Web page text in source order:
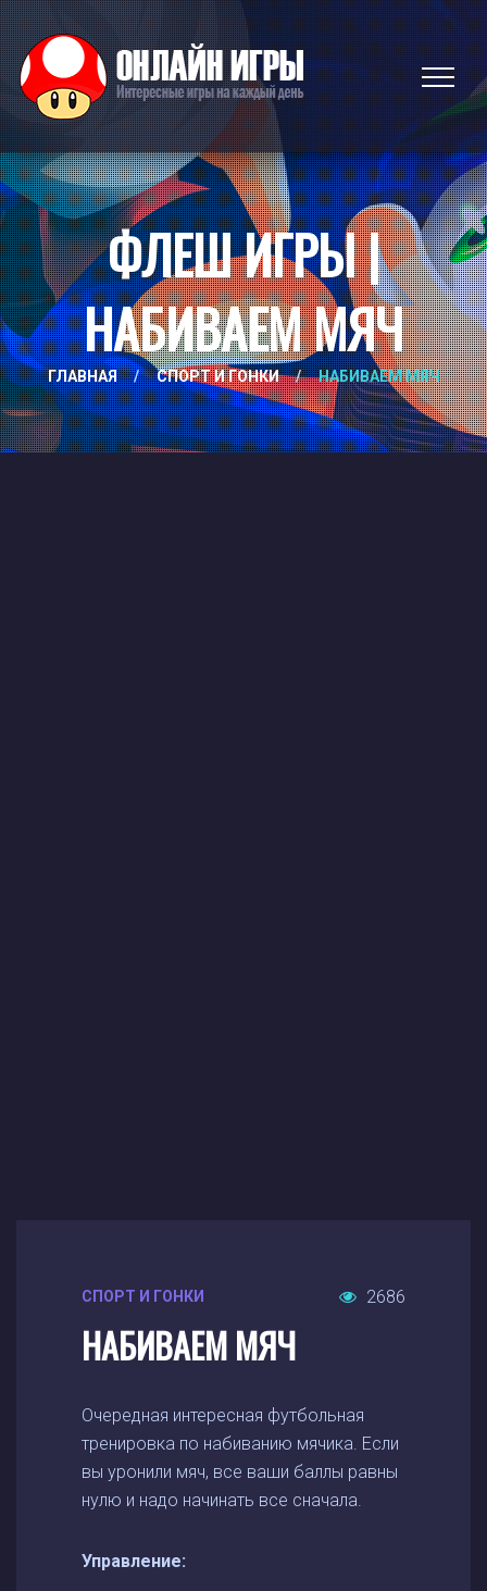
ФЛЕШ ИГРЫ |
НАБИВАЕМ МЯЧ
ГЛАВНАЯ / СПОРТ И ГОНКИ / НАБИВАЕМ МЯЧ
СПОРТ И ГОНКИ 2686
НАБИВАЕМ МЯЧ
Очередная интересная футбольная
тренировка по набиванию мячика. Если
вы уронили мяч, все ваши баллы равны
нулю и надо начинать все сначала.
Управление: